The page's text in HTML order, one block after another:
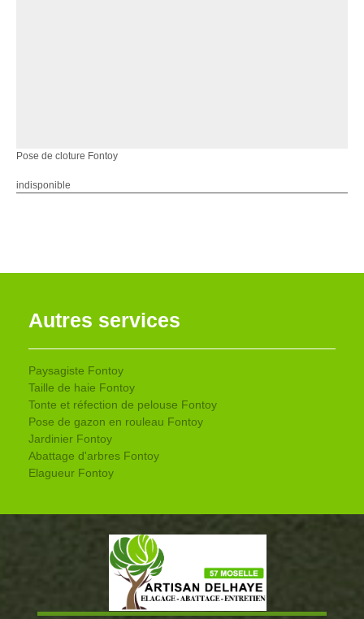
Pose de cloture Fontoy
indisponible
Autres services
Paysagiste Fontoy
Taille de haie Fontoy
Tonte et réfection de pelouse Fontoy
Pose de gazon en rouleau Fontoy
Jardinier Fontoy
Abattage d'arbres Fontoy
Elagueur Fontoy